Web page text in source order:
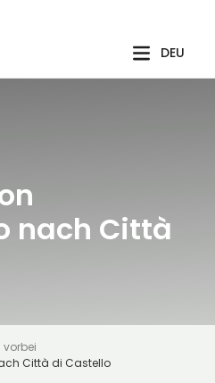
DEU
nach Città
vorbei
Città di Castello